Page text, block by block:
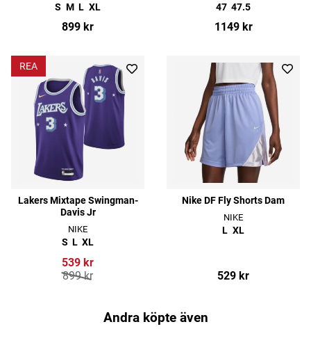
S M L XL
899 kr
47 47.5
1149 kr
REA
Lakers Mixtape Swingman-
Davis Jr
NIKE
S L XL
539 kr
899 kr
Nike DF Fly Shorts Dam
NIKE
L XL
529 kr
Andra köpte även